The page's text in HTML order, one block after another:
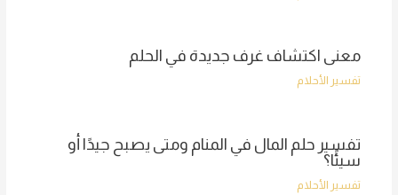
معنى اكتشاف غرف جديدة في الحلم
تفسير الأحلام
تفسير حلم المال في المنام ومتى يصبح جيدًا أو
سيئًا؟
تفسير الأحلام